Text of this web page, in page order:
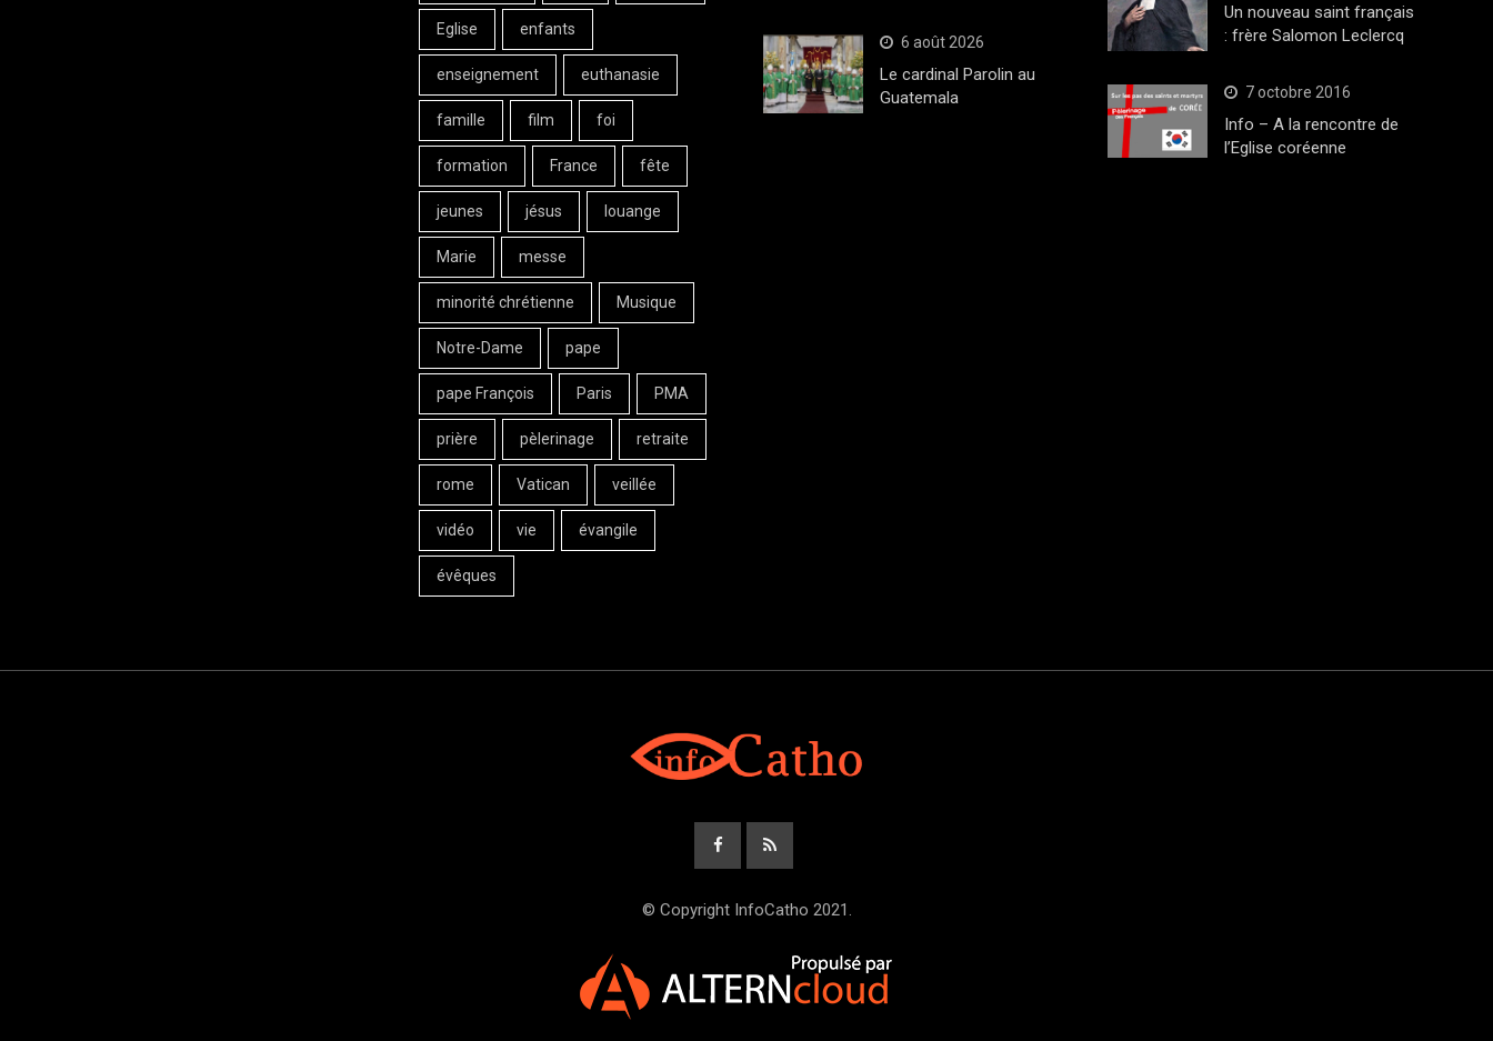
Eglise enfants
enseignement euthanasie
famille film foi
formation France fête
jeunes jésus louange
Marie messe
minorité chrétienne Musique
Notre-Dame pape
pape François Paris PMA
prière pèlerinage retraite
rome Vatican veillée
vidéo vie évangile
évêques
6 août 2026
Le cardinal Parolin au
Guatemala
Un nouveau saint français
: frère Salomon Leclercq
7 octobre 2016
Info – A la rencontre de
l’Eglise coréenne
© Copyright InfoCatho 2021.